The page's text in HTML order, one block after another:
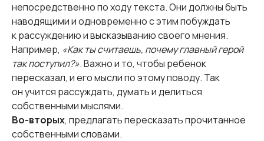
непосредственно по ходу текста. Они должны быть
наводящими и одновременно с этим побуждать
к рассуждению и высказыванию своего мнения.
Например, «Как ты считаешь, почему главный герой
так поступил?». Важно и то, чтобы ребенок
пересказал, и его мысли по этому поводу. Так
он учится рассуждать, думать и делиться
собственными мыслями.
Во-вторых, предлагать пересказать прочитанное
собственными словами.